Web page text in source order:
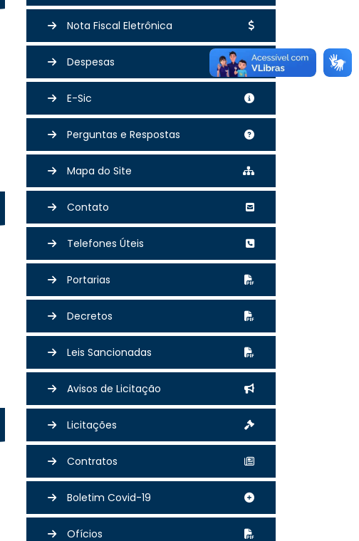
Nota Fiscal Eletrônica
Despesas
E-Sic
Perguntas e Respostas
Mapa do Site
Contato
Telefones Úteis
Portarias
Decretos
Leis Sancionadas
Avisos de Licitação
Licitações
Contratos
Boletim Covid-19
Ofícios